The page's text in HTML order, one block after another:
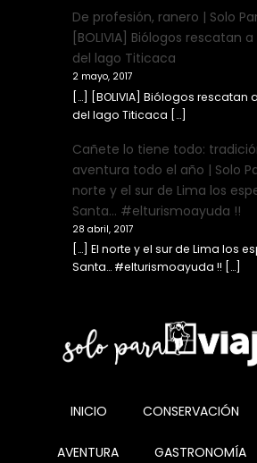
De profesión, ranero | Solo
[BOLIVIA] Biólogos rescatan
del lago Titicaca
2 mayo, 2017
[…] [BOLIVIA] Biólogos rescatan
del lago Titicaca […]
Cañete lo tiene todo:
aventura todo el año | Solo
norte y el sur de Lima los
Santa… #elturismoayuda !!
28 abril, 2017
[…] El norte y el sur de Lima los
Santa… #elturismoayuda !! […]
INICIO CONSERVACIÓN
AVENTURA GASTRONOMÍA